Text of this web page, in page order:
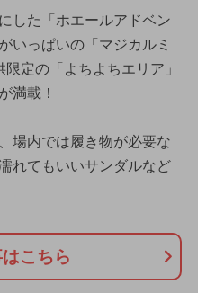
した「ホエールアドベン
いっぱいの「マジカルミ
定の「よちよちエリア」
満載！
場内では履き物が必要な
れてもいいサンダルなど
こちら